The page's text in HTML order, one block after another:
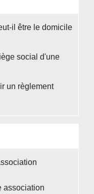
il être le domicile
social d'une
un règlement
association